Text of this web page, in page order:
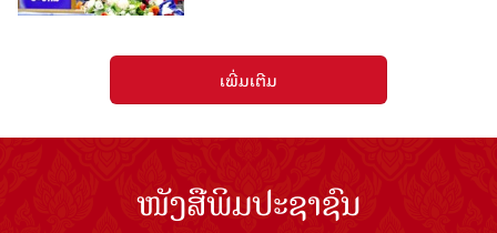
ເພີ່ມເຕີມ
ໜັງສືພິມປະຊາຊົນ